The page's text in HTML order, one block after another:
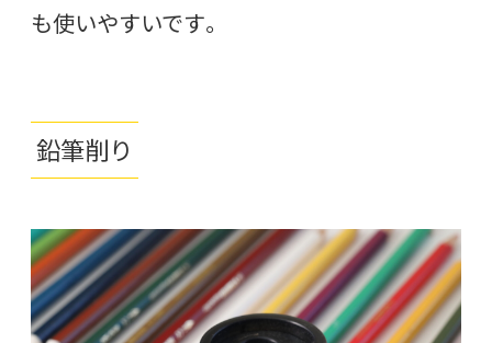
も使いやすいです。
鉛筆削り